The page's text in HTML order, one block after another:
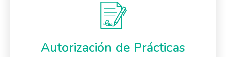
Autorización de Prácticas